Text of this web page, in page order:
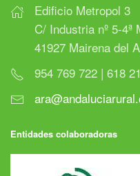
Edificio Metropol 3
C/ Industria nº 5-4ª
41927 Mairena del
954 769 722 | 618
Entidades colaboradoras